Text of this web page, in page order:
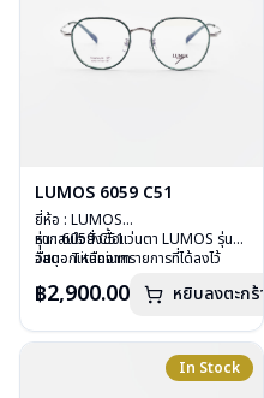
LUMOS 6059 C51
ยี่ห้อ : LUMOS
รุ่น : 6059 C51
วัสดุ : Titanium
บานพับ : ไม่มีสปริง
อุปกรณ์ : กล่องแว่น , ผ้าเช็ดแว่น
หากสนใจสั่งชื้อแว่นตา LUMOS รุ่น
อื่นนอกเหนือจากรายการที่ได้ลงไว้
฿2,900.00 หยิบลงตะกร้า
In Stock